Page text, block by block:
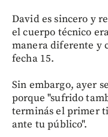
David es sincero y
el cuerpo técnico
manera diferente y
fecha 15.
Sin embargo, ayer
porque "sufrido
terminás el primer
ante tu público".